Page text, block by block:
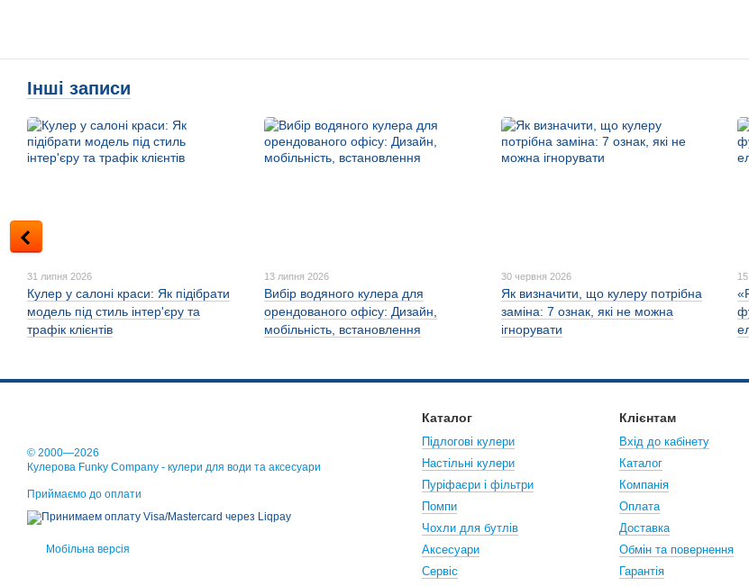
Інші записи
31 липня 2026
Кулер у салоні краси: Як підібрати
модель під стиль інтер'єру та
трафік клієнтів
13 липня 2026
Вибір водяного кулера для
орендованого офісу: Дизайн,
мобільність, встановлення
30 червня 2026
Як визначити, що кулеру потрібна
заміна: 7 ознак, які не можна
ігнорувати
© 2000—2026
Кулерова Funky Company - кулери для води та аксесуари
Приймаємо до оплати
Мобільна версія
Каталог
Підлогові кулери
Настiльнi кулери
Пуріфаєри і фільтри
Помпи
Чохли для бутлів
Аксесуари
Сервіс
Клієнтам
Вхід до кабінету
Каталог
Компанія
Оплата
Доставка
Обмін та повернення
Гарантія